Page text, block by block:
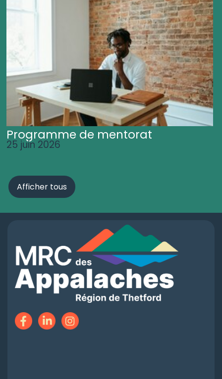
Programme de mentorat
25 juin 2026
Afficher tous